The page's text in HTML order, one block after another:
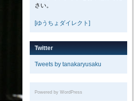
さい。
[ゆうちょダイレクト]
Twitter
Tweets by tanakaryusaku
Powered by WordPress